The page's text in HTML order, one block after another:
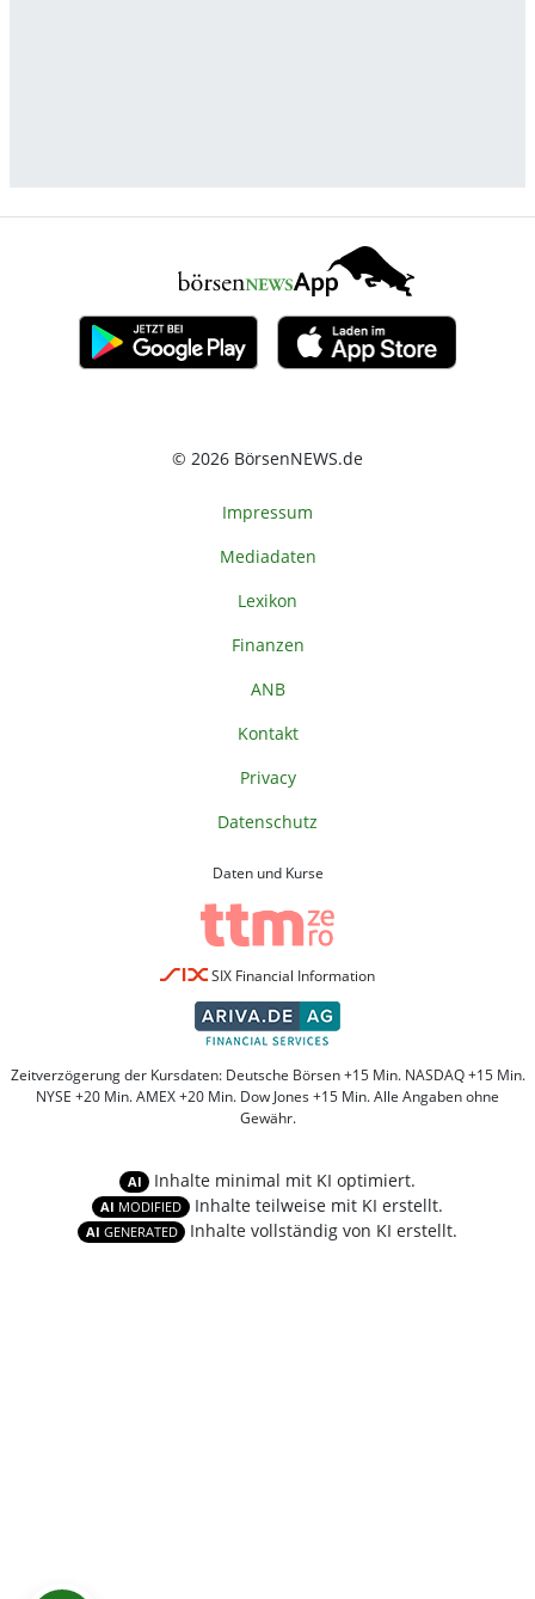
© 2026 BörsenNEWS.de
Impressum
Mediadaten
Lexikon
Finanzen
ANB
Kontakt
Privacy
Datenschutz
Daten und Kurse
SIX Financial Information
Zeitverzögerung der Kursdaten: Deutsche Börsen +15 Min. NASDAQ +15 Min.
NYSE +20 Min. AMEX +20 Min. Dow Jones +15 Min. Alle Angaben ohne
Gewähr.
AI Inhalte minimal mit KI optimiert.
AI MODIFIED Inhalte teilweise mit KI erstellt.
AI GENERATED Inhalte vollständig von KI erstellt.